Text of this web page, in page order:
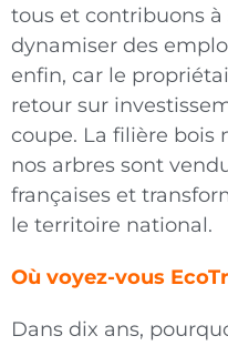
tous et contribuons
dynamiser des
enfin, car le
retour sur
coupe. La filière bois
nos arbres sont
françaises et
le territoire national.
Où voyez-vous
Dans dix ans,